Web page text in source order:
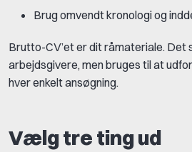
Brug omvendt kronologi og
Brutto-CV’et er dit råmateriale. Det
arbejdsgivere, men bruges til at
hver enkelt ansøgning.
Vælg tre ting ud